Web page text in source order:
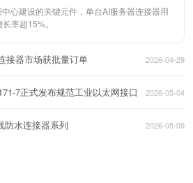
心建设的关键元件，单台AI服务器连接器用
率超15%。
接器市场获批量订单 2026-04-29
7正式发布规范工业以太网接口 2026-05-04
防水连接器系列 2026-05-09